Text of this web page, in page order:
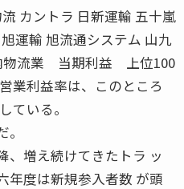
カントラ 日新運輸 五十嵐
運輸 旭流通システム 山九
物流業 当期利益 上位100
業利益率は、このところ
ている。
増え続けてきたトラ ッ
年度は新規参入者数 が頭